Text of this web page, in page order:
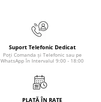
Suport Telefonic Dedicat
Poți Comanda și Telefonic sau pe
WhatsApp în Intervalul 9:00 - 18:00
PLATĂ ÎN RATE